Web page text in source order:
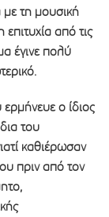
τη μουσική
από τις
έγινε πολύ
ο ίδιος
του
καθιέρωσαν
πριν από τον